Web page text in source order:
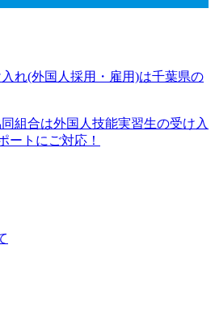
組合は外国人技能実習生の受け入
ートにご対応！